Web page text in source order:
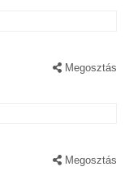
Megosztás
Megosztás